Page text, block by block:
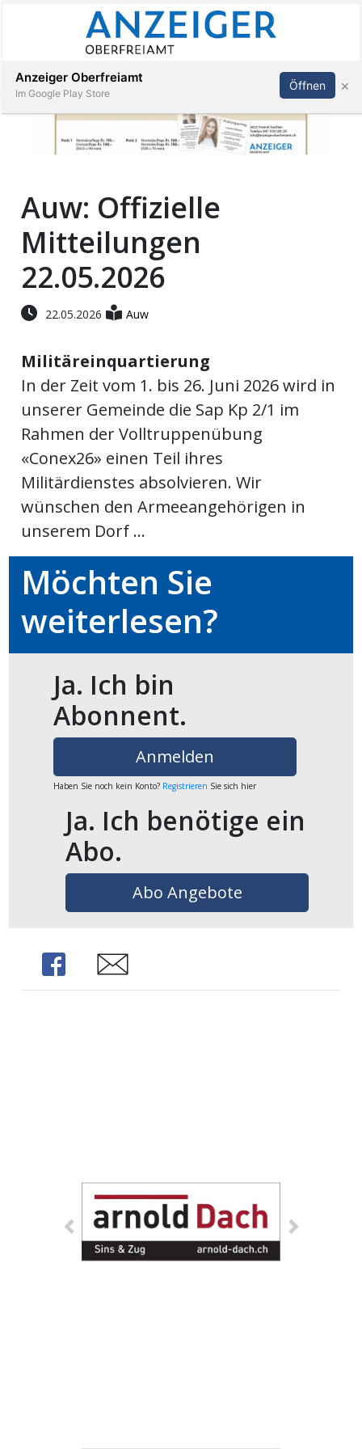
Veranstaltungen
Stellen
Paper
App
Auw
Auw:
offizielle
Mitteilungen
Abonnieren Anmelden
Auw: Offizielle
Mitteilungen
22.05.2026
22.05.2026 Auw
Militäreinquartierung
In der Zeit vom 1. bis 26. Juni 2026 wird in
unserer Gemeinde die Sap Kp 2/1 im
Rahmen der Volltruppenübung
«Conex26» einen Teil ihres
Militärdienstes absolvieren. Wir
wünschen den Armeeangehörigen in
unserem Dorf ...
Möchten Sie
weiterlesen?
Ja. Ich bin
Abonnent.
Anmelden
Haben Sie noch kein Konto? Registrieren Sie sich hier
Ja. Ich benötige ein
Abo.
Abo Angebote
Share Share
Anzeiger Oberfreiamt
Im Google Play Store
Öffnen ×